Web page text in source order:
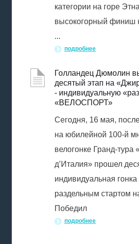
категории на горе
высокогорный финиш
...
подробнее
Голландец Дюмолин
десятый этап на
- индивидуальную
«ВЕЛОСПОРТ»
Сегодня, 16 мая,
на юбилейной 100-й
велогонке Гранд-тура
д’Италия» прошел
индивидуальная гонка
раздельным стартом
Победил
подробнее